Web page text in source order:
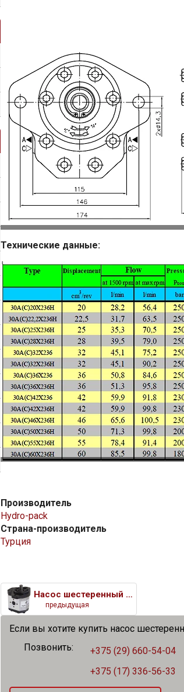
Технические данные:
Производитель
Hydro-pack
Страна-производитель
Турция
Насос шестеренный гидравлическ
предыдущая
Если вы хотите купить насос
Позвонить:
+375 (29) 660-54-04
+375 (17) 336-56-33